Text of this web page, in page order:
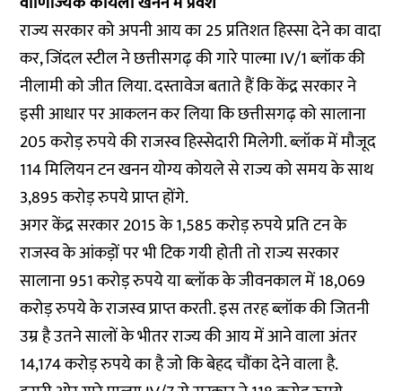
राज्य सरकार को अपनी आय का 25 प्रतिशत हिस्सा देने का वादा
कर, जिंदल स्टील ने छत्तीसगढ़ की गारे पाल्मा IV/1 ब्लॉक की
नीलामी को जीत लिया. दस्तावेज बताते हैं कि केंद्र सरकार ने
इसी आधार पर आकलन कर लिया कि छत्तीसगढ़ को सालाना
205 करोड़ रुपये की राजस्व हिस्सेदारी मिलेगी. ब्लॉक में मौजूद
114 मिलियन टन खनन योग्य कोयले से राज्य को समय के साथ
3,895 करोड़ रुपये प्राप्त होंगे.
अगर केंद्र सरकार 2015 के 1,585 करोड़ रुपये प्रति टन के
राजस्व के आंकड़ों पर भी टिक गयी होती तो राज्य सरकार
सालाना 951 करोड़ रुपये या ब्लॉक के जीवनकाल में 18,069
करोड़ रुपये के राजस्व प्राप्त करती. इस तरह ब्लॉक की जितनी
उम्र है उतने सालों के भीतर राज्य की आय में आने वाला अंतर
14,174 करोड़ रुपये का है जो कि बेहद चौंका देने वाला है.